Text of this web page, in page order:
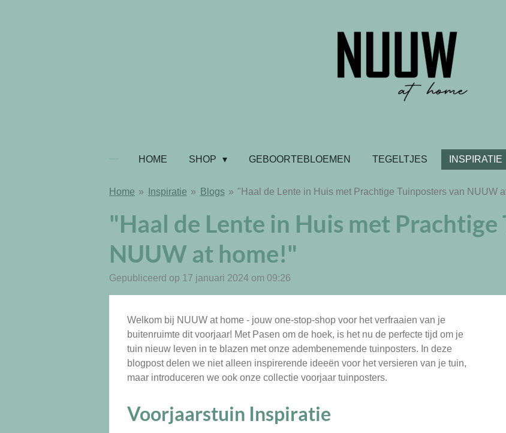
HOME SHOP GEBOORTEBLOEMEN TEGELTJES INSPIRATIE
Home » Inspiratie » Blogs » "Haal de Lente in Huis met Prachtige Tuinposters van NUUW
"Haal de Lente in Huis met
NUUW at home!"
Gepubliceerd op 17 januari 2024 om 09:26
Welkom bij NUUW at home - jouw one-stop-shop voor het verfraaien van je
buitenruimte dit voorjaar! Met Pasen om de hoek, is het nu de perfecte tijd om je
tuin nieuw leven in te blazen met onze adembenemende tuinposters. In deze
blogpost delen we niet alleen inspirerende ideeën voor het versieren van je tuin,
maar introduceren we ook onze collectie voorjaar tuinposters.
Voorjaarstuin Inspiratie